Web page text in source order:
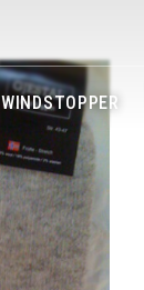
WINDSTOPPER